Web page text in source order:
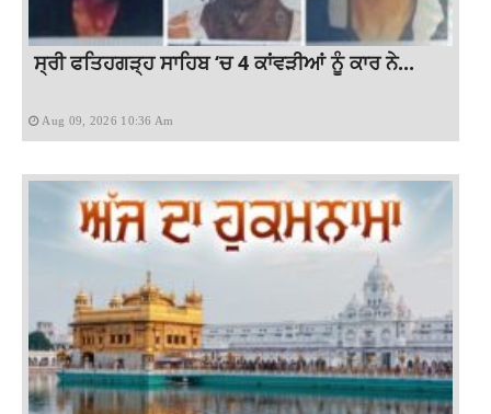
ਸ੍ਰੀ ਫਤਿਹਗੜ੍ਹ ਸਾਹਿਬ ‘ਚ 4 ਕਾਂਵੜੀਆਂ ਨੂੰ ਕਾਰ ਨੇ...
Aug 09, 2026 10:36 Am